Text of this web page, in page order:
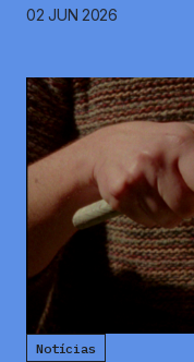
02 JUN 2026
Notícias